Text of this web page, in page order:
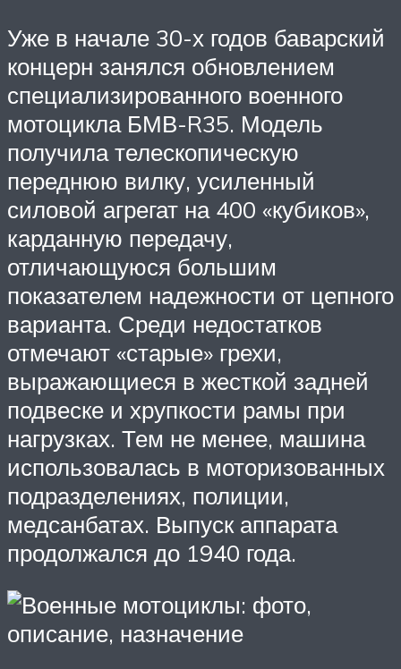
Уже в начале 30-х годов баварский
концерн занялся обновлением
специализированного военного
мотоцикла БМВ-R35. Модель
получила телескопическую
переднюю вилку, усиленный
силовой агрегат на 400 «кубиков»,
карданную передачу,
отличающуюся большим
показателем надежности от цепного
варианта. Среди недостатков
отмечают «старые» грехи,
выражающиеся в жесткой задней
подвеске и хрупкости рамы при
нагрузках. Тем не менее, машина
использовалась в моторизованных
подразделениях, полиции,
медсанбатах. Выпуск аппарата
продолжался до 1940 года.